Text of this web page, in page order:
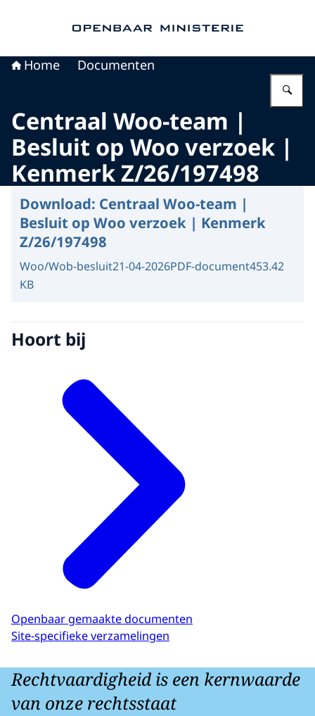
Home Documenten
Centraal Woo-team |
Besluit op Woo verzoek |
Kenmerk Z/26/197498
Download: Centraal Woo-team |
Besluit op Woo verzoek | Kenmerk
Z/26/197498
Woo/Wob-besluit21-04-2026PDF-document453.42
KB
Hoort bij
Openbaar gemaakte documenten
Site-specifieke verzamelingen
Rechtvaardigheid is een kernwaarde
van onze rechtsstaat